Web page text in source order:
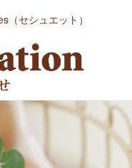
セシュエット）